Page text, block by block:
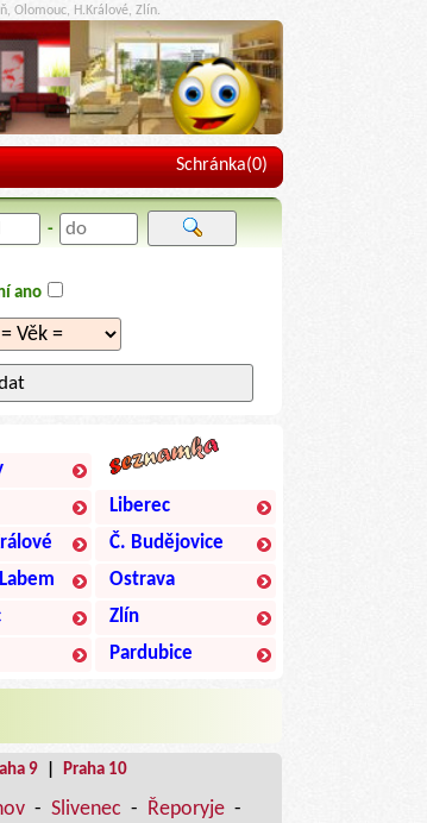
Olomouc, H.Králové, Zlín.
Schránka(0)
-
ano
Liberec
Č. Budějovice
Ostrava
Zlín
Pardubice
9 Praha 10
- Slivenec - Řeporyje -